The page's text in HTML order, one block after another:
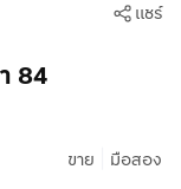
แชร์
84
ขาย มือสอง